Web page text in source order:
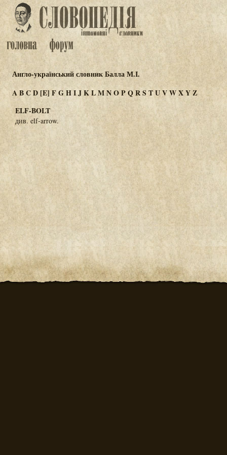
Англо-український словник Балла М.І.
ABCD[E] FGHIJKLMNOPQRSTUVWXYZ
ELF-BOLT
див. elf-arrow.